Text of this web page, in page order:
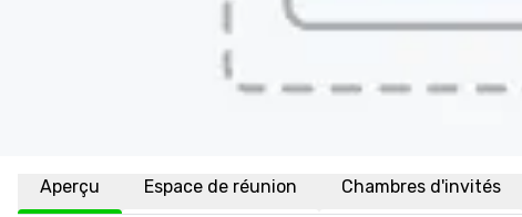
Aperçu Espace de réunion Chambres d'invités